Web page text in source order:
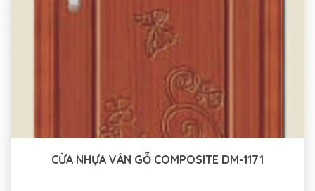
CỬA NHỰA VÂN GỖ COMPOSITE DM-1171